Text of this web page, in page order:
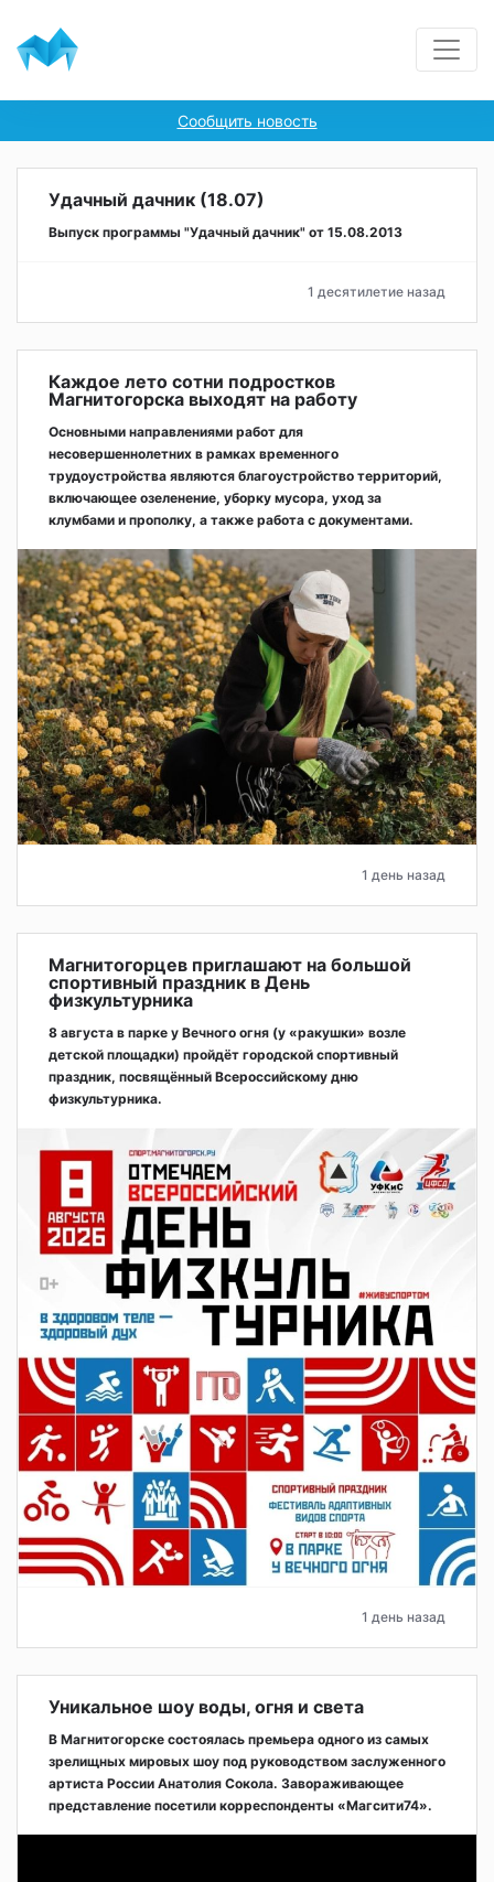
Сообщить новость
Удачный дачник (18.07)
Выпуск программы "Удачный дачник" от 15.08.2013
1 десятилетие назад
Каждое лето сотни подростков
Магнитогорска выходят на работу
Основными направлениями работ для
несовершеннолетних в рамках временного
трудоустройства являются благоустройство территорий,
включающее озеленение, уборку мусора, уход за
клумбами и прополку, а также работа с документами.
1 день назад
Магнитогорцев приглашают на большой
спортивный праздник в День
физкультурника
8 августа в парке у Вечного огня (у «ракушки» возле
детской площадки) пройдёт городской спортивный
праздник, посвящённый Всероссийскому дню
физкультурника.
1 день назад
Уникальное шоу воды, огня и света
В Магнитогорске состоялась премьера одного из самых
зрелищных мировых шоу под руководством заслуженного
артиста России Анатолия Сокола. Завораживающее
представление посетили корреспонденты «Магсити74».